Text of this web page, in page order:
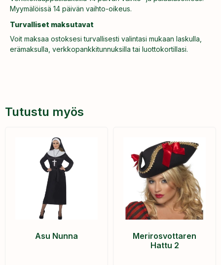
Myymälöissä 14 päivän vaihto-oikeus.
Turvalliset maksutavat
Voit maksaa ostoksesi turvallisesti valintasi mukaan laskulla,
erämaksulla, verkkopankkitunnuksilla tai luottokortillasi.
Tutustu myös
Asu Nunna
Merirosvottaren
Hattu 2